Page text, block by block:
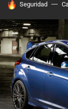
HOY SE HABLA
Seguridad